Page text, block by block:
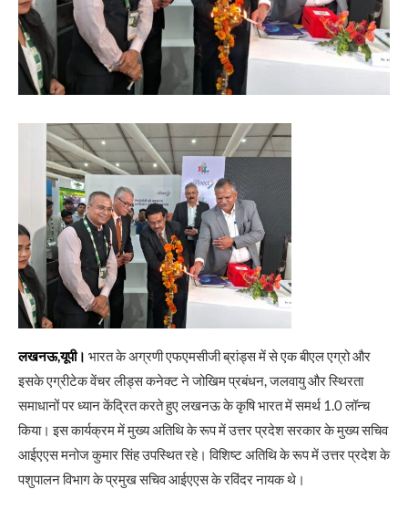
लखनऊ,यूपी। भारत के अग्रणी एफएमसीजी ब्रांड्स में से एक बीएल एग्रो और
इसके एग्रीटेक वेंचर लीड्स कनेक्ट ने जोखिम प्रबंधन, जलवायु और स्थिरता
समाधानों पर ध्यान केंद्रित करते हुए लखनऊ के कृषि भारत में समर्थ 1.0 लॉन्च
किया। इस कार्यक्रम में मुख्य अतिथि के रूप में उत्तर प्रदेश सरकार के मुख्य सचिव
आईएएस मनोज कुमार सिंह उपस्थित रहे। विशिष्ट अतिथि के रूप में उत्तर प्रदेश के
पशुपालन विभाग के प्रमुख सचिव आईएएस के रविंदर नायक थे।